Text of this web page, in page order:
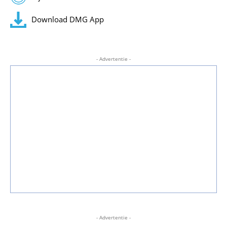
Download DMG App
- Advertentie -
- Advertentie -